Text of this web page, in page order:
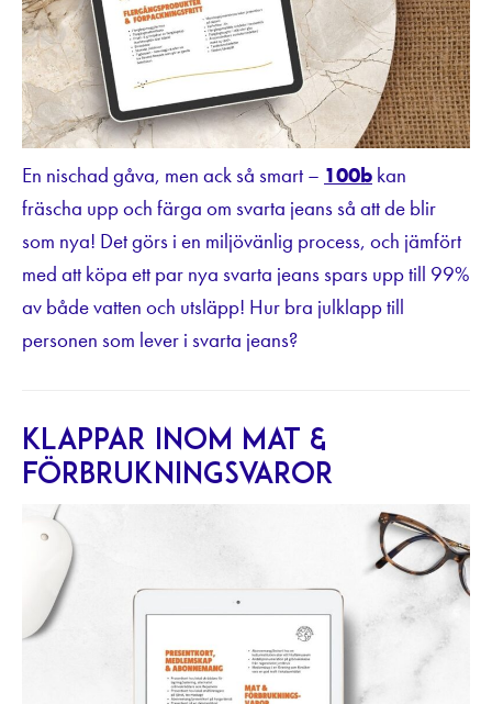
En nischad gåva, men ack så smart – 100b kan
fräscha upp och färga om svarta jeans så att de blir
som nya! Det görs i en miljövänlig process, och jämfört
med att köpa ett par nya svarta jeans spars upp till 99%
av både vatten och utsläpp! Hur bra julklapp till
personen som lever i svarta jeans?
Klappar inom mat &
förbrukningsvaror